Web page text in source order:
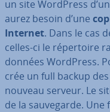
un site WordPress
aurez besoin d’une
Internet. Dans le cas
celles-ci le ré­per­toire
données WordPress.
crée un full backup
nouveau serveur. Le
de la sau­ve­garde. Une